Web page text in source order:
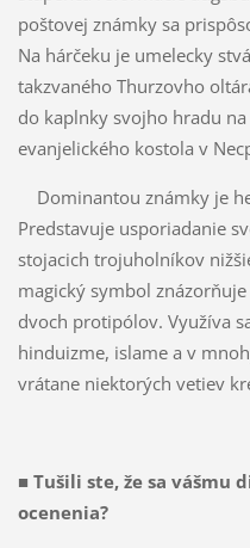
poštovej známky sa
Na hárčeku je umelecky
takzvaného Thurzovho
do kaplnky svojho hradu
evanjelického kostola v
Dominantou známky je
Predstavuje usporiadanie
stojacich trojuholníkov
magický symbol
dvoch protipólov. Využíva
hinduizme, islame a v
vrátane niektorých vetiev
■ Tušili ste, že sa vášmu
ocenenia?